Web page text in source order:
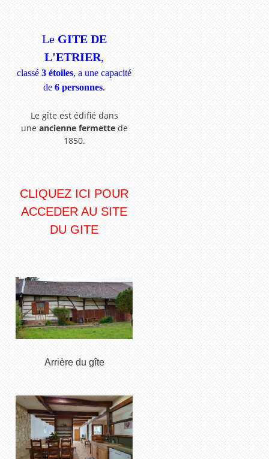
Le GITE DE
L'ETRIER,
classé3 étoiles, a une capacité
de6 personnes.
Le gîte est édifié dans
une ancienne fermettede
1850.
CLIQUEZ ICI POUR
ACCEDER AU SITE
DU GITE
Arrière du gîte